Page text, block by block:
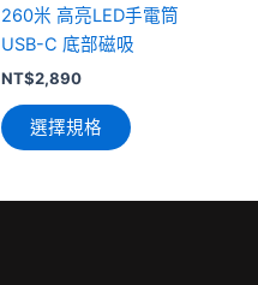
260米 高亮LED手電筒
USB-C 底部磁吸
NT$2,890
選擇規格
產
品
選